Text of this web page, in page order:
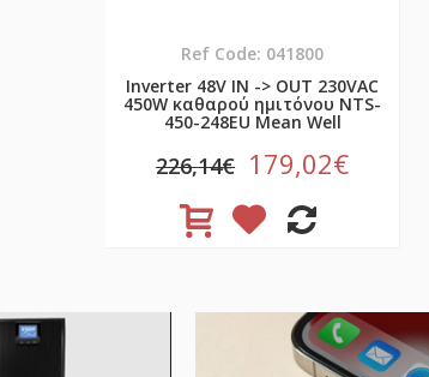
Ref Code: 041800
Inverter 48V ΙΝ -> OUT 230VAC
450W καθαρού ημιτόνου NTS-
450-248EU Mean Well
226,14€ 179,02€